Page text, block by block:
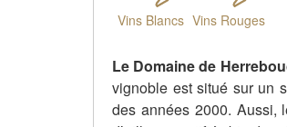
Vins Blancs Vins Rouges
Le Domaine de
vignoble est situé sur un
des années 2000. Aussi,